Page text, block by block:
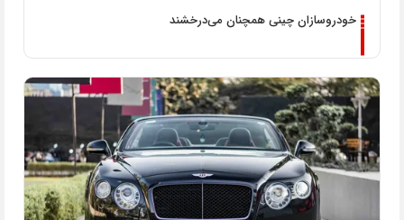
خودروسازان چینی همچنان می‌درخشند